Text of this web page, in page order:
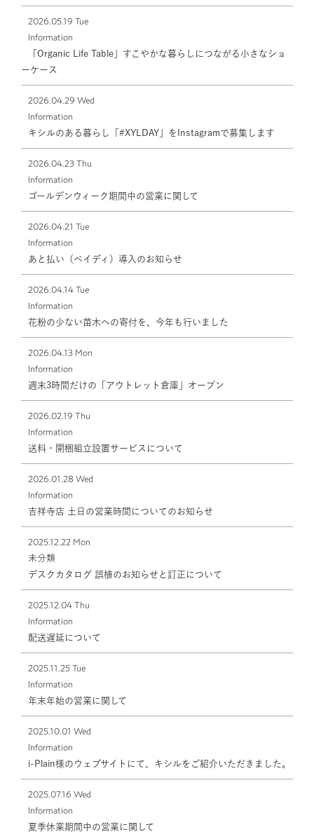
2026.05.19 Tue
Information
「Organic Life Table」すこやかな暮らしにつながる小さなショ
ーケース
2026.04.29 Wed
Information
キシルのある暮らし「#XYLDAY」をInstagramで募集します
2026.04.23 Thu
Information
ゴールデンウィーク期間中の営業に関して
2026.04.21 Tue
Information
あと払い（ペイディ）導入のお知らせ
2026.04.14 Tue
Information
花粉の少ない苗木への寄付を、今年も行いました
2026.04.13 Mon
Information
週末3時間だけの「アウトレット倉庫」オープン
2026.02.19 Thu
Information
送料・開梱組立設置サービスについて
2026.01.28 Wed
Information
吉祥寺店 土日の営業時間についてのお知らせ
2025.12.22 Mon
未分類
デスクカタログ 誤植のお知らせと訂正について
2025.12.04 Thu
Information
配送遅延について
2025.11.25 Tue
Information
年末年始の営業に関して
2025.10.01 Wed
Information
i-Plain様のウェブサイトにて、キシルをご紹介いただきました。
2025.07.16 Wed
Information
夏季休業期間中の営業に関して